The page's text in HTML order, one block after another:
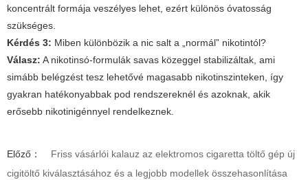
koncentrált formája veszélyes lehet, ezért különös óvatosság
szükséges.
Kérdés 3: Miben különbözik a nic salt a „normál” nikotintól?
Válasz: A nikotinsó-formulák savas közeggel stabilizáltak, ami
simább belégzést tesz lehetővé magasabb nikotinszinteken, így
gyakran hatékonyabbak pod rendszereknél és azoknak, akik
erősebb nikotinigénnyel rendelkeznek.
Előző：
Friss vásárlói kalauz az elektromos cigaretta töltő gép új
cigitöltő kiválasztásához és a legjobb modellek összehasonlítása